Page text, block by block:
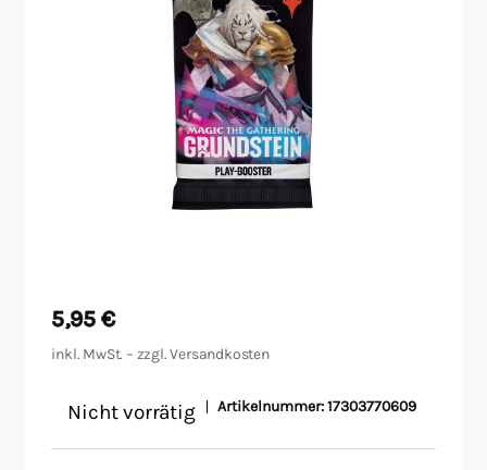
Living Card Games
Malen/Modellbau
Sammelkartenspiele
Tabletop
5,95 €
inkl. MwSt. – zzgl.Versandkosten
Nicht vorrätig Artikelnummer:17303770609